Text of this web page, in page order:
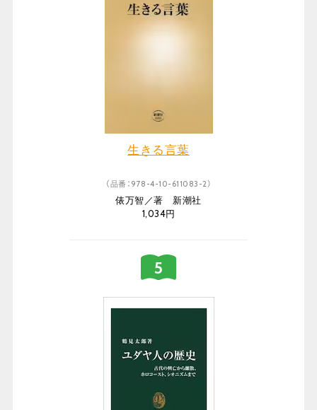
生きる言葉
（品番：978-4-10-611083-2）
俵万智／著 新潮社
1,034円